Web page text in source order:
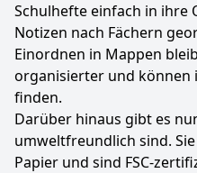
Schulhefte einfach in ihre
Notizen nach Fächern
Einordnen in Mappen
organisierter und können
finden.
Darüber hinaus gibt es
umweltfreundlich sind.
Papier und sind FSC-